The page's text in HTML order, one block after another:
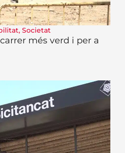
, Societat
més verd i per a